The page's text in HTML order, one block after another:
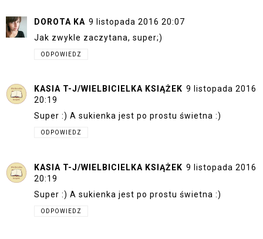
DOROTA KA 9 listopada 2016 20:07
Jak zwykle zaczytana, super;)
ODPOWIEDZ
KASIA T-J/WIELBICIELKA KSIĄŻEK 9 listopada 2016
20:19
Super :) A sukienka jest po prostu świetna :)
ODPOWIEDZ
KASIA T-J/WIELBICIELKA KSIĄŻEK 9 listopada 2016
20:19
Super :) A sukienka jest po prostu świetna :)
ODPOWIEDZ